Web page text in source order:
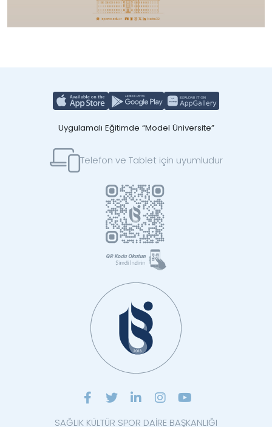
Uygulamalı Eğitimde “Model Üniversite”
Telefon ve Tablet için uyumludur
SAĞLIK KÜLTÜR SPOR DAİRE BAŞKANLIĞI